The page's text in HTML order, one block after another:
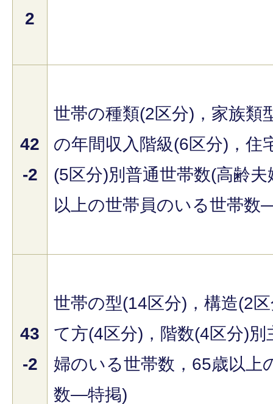
2
42
-2
世帯の種類(2区分)，家族類
の年間収入階級(6区分)，住
(5区分)別普通世帯数(高齢
以上の世帯員のいる世帯数
43
-2
世帯の型(14区分)，構造(2
て方(4区分)，階数(4区分)別
婦のいる世帯数，65歳以上
数―特掲)